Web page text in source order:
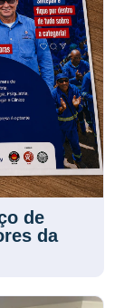
de
da